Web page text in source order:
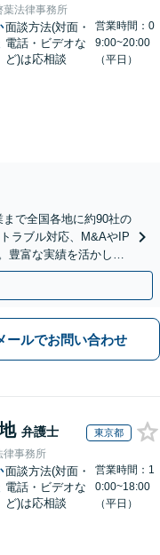
葉法律事務所
面談方法(対面・
電話・ビデオな
ど)は応相談
営業時間：0
9:00~20:00
（平日）
まで全国各地に約90社の
ラブル対応、M&AやIP
豊富な実績を活かし的
ールでお問い合わせ
弁護士 東京都
律事務所
面談方法(対面・
電話・ビデオな
ど)は応相談
営業時間：1
0:00~18:00
（平日）